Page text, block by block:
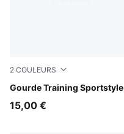
2 COULEURS
Gourde Training Sportstyle
Puma Black
15,00 €